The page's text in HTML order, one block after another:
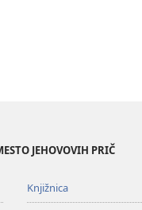
JEHOVOVIH PRIČ
Knjižnica